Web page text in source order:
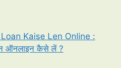
Kaise Len Online :
ऑनलाइन कैसे लें ?